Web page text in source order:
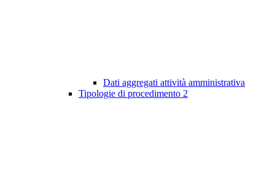
Dati aggregati attività amministrativa
Tipologie di procedimento 2